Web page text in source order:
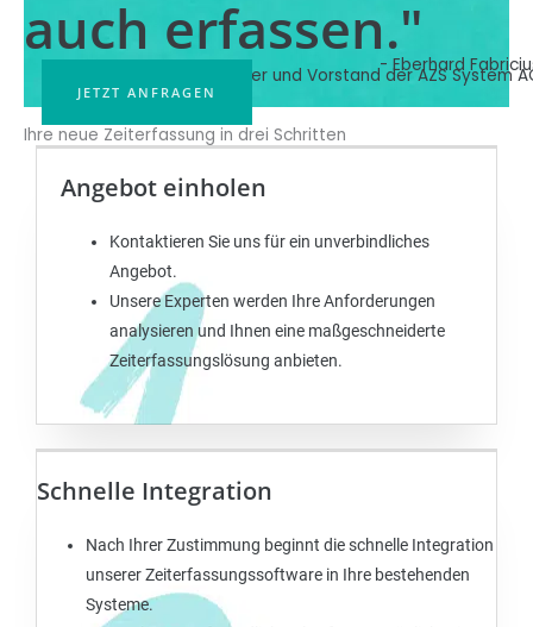
auch erfassen."
- Eberhard
Gründer und Vorstand der AZS System
JETZT ANFRAGEN
Ihre neue Zeiterfassung in drei Schritten
Angebot einholen
Kontaktieren Sie uns für ein unverbindliches
Angebot.
Unsere Experten werden Ihre Anforderungen
analysieren und Ihnen eine maßgeschneiderte
Zeiterfassungslösung anbieten.
Schnelle Integration
Nach Ihrer Zustimmung beginnt die schnelle Integration
unserer Zeiterfassungssoftware in Ihre bestehenden
Systeme.